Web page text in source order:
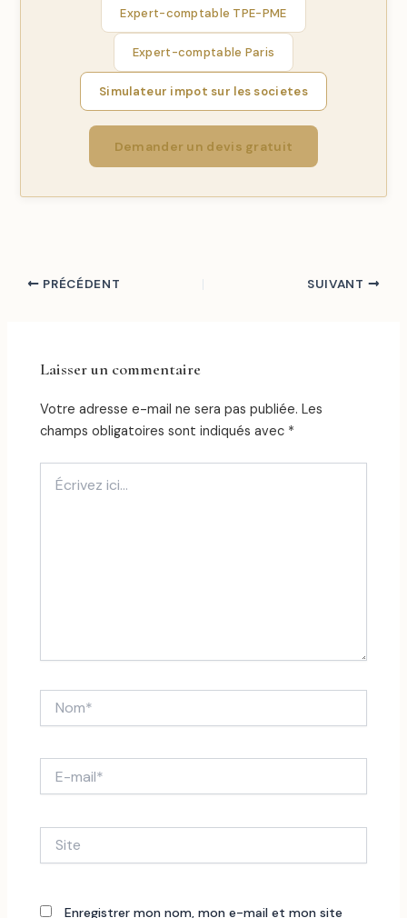
Expert-comptable TPE-PME
Expert-comptable Paris
Simulateur impot sur les societes
Demander un devis gratuit
PRÉCÉDENT SUIVANT
Laisser un commentaire
Votre adresse e-mail ne sera pas publiée. Les
champs obligatoires sont indiqués avec *
ici…
mail*
Enregistrer mon nom, mon e-mail et mon site